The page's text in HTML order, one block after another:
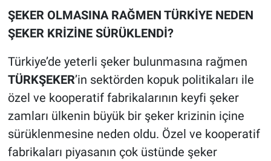
ŞEKER OLMASINA RAĞMEN TÜRKİYE NEDEN
ŞEKER KRİZİNE SÜRÜKLENDİ?
Türkiye’de yeterli şeker bulunmasına rağmen
TÜRKŞEKER’in sektörden kopuk politikaları ile
özel ve kooperatif fabrikalarının keyfi şeker
zamları ülkenin büyük bir şeker krizinin içine
sürüklenmesine neden oldu. Özel ve kooperatif
fabrikaları piyasanın çok üstünde şeker